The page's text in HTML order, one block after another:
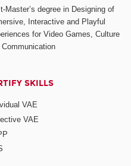
Master’s degree in Designing of
Interactive and Playful
for Video Games, Culture
Communication
SKILLS
VAE
VAE